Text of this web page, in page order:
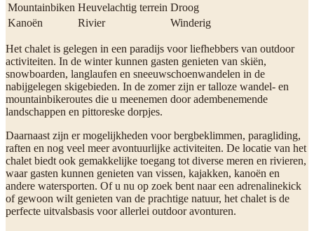
Mountainbiken Heuvelachtig terrein Droog
Kanoën
Rivier Winderig
Het chalet is gelegen in een paradijs voor liefhebbers van outdoor
activiteiten. In de winter kunnen gasten genieten van skiën,
snowboarden, langlaufen en sneeuwschoenwandelen in de
nabijgelegen skigebieden. In de zomer zijn er talloze wandel- en
mountainbikeroutes die u meenemen door adembenemende
landschappen en pittoreske dorpjes.
Daarnaast zijn er mogelijkheden voor bergbeklimmen, paragliding,
raften en nog veel meer avontuurlijke activiteiten. De locatie van het
chalet biedt ook gemakkelijke toegang tot diverse meren en rivieren,
waar gasten kunnen genieten van vissen, kajakken, kanoën en
andere watersporten. Of u nu op zoek bent naar een adrenalinekick
of gewoon wilt genieten van de prachtige natuur, het chalet is de
perfecte uitvalsbasis voor allerlei outdoor avonturen.